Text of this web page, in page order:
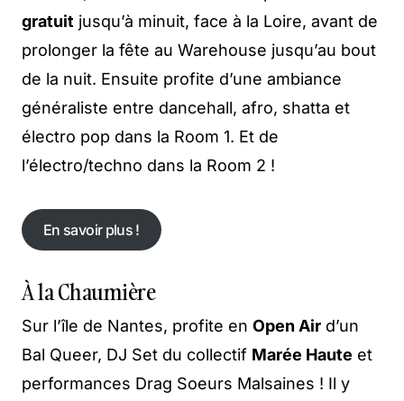
gratuit jusqu’à minuit, face à la Loire, avant de
prolonger la fête au Warehouse jusqu’au bout
de la nuit. Ensuite profite d’une ambiance
généraliste entre dancehall, afro, shatta et
électro pop dans la Room 1. Et de
l’électro/techno dans la Room 2 !
En savoir plus !
En savoir plus !
À la Chaumière
Sur l’île de Nantes, profite en Open Air d’un
Bal Queer, DJ Set du collectif Marée Haute et
performances Drag Soeurs Malsaines ! Il y